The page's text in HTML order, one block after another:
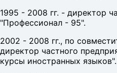
1995 - 2008 гг. - директор
"Профессионал - 95".
2002 - 2008 гг., по
директор частного
курсы иностранных языков".